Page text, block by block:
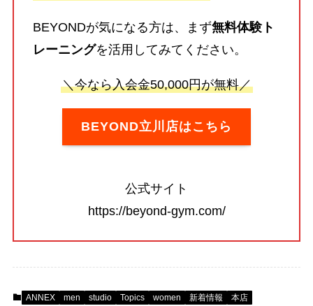
BEYONDが気になる方は、まず無料体験ト
レーニングを活用してみてください。
＼今なら入会金50,000円が無料／
BEYOND立川店はこちら
公式サイト
https://beyond-gym.com/
ANNEX men studio Topics women 新着情報 本店